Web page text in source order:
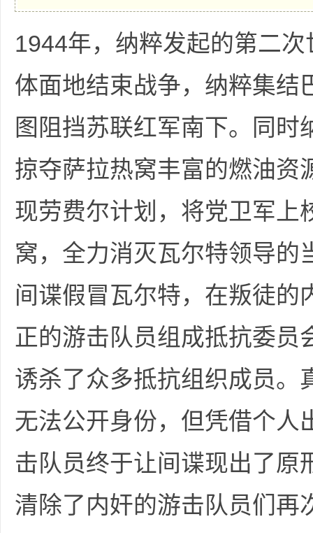
1944年，纳粹发起的第二
体面地结束战争，纳粹集结
图阻挡苏联红军南下。同时
掠夺萨拉热窝丰富的燃油资
现劳费尔计划，将党卫军上
窝，全力消灭瓦尔特领导的
间谍假冒瓦尔特，在叛徒的
正的游击队员组成抵抗委员
诱杀了众多抵抗组织成员。
无法公开身份，但凭借个人
击队员终于让间谍现出了原
清除了内奸的游击队员们再